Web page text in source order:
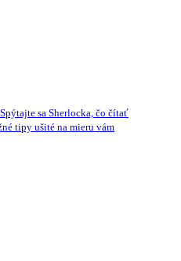
Spýtajte sa Sherlocka, čo čítať
tipy ušité na mieru vám